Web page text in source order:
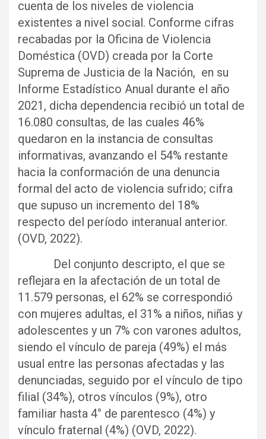
cuenta de los niveles de violencia
existentes a nivel social. Conforme cifras
recabadas por la Oficina de Violencia
Doméstica (OVD) creada por la Corte
Suprema de Justicia de la Nación, en su
Informe Estadístico Anual durante el año
2021, dicha dependencia recibió un total de
16.080 consultas, de las cuales 46%
quedaron en la instancia de consultas
informativas, avanzando el 54% restante
hacia la conformación de una denuncia
formal del acto de violencia sufrido; cifra
que supuso un incremento del 18%
respecto del período interanual anterior.
(OVD, 2022).
Del conjunto descripto, el que se
reflejara en la afectación de un total de
11.579 personas, el 62% se correspondió
con mujeres adultas, el 31% a niños, niñas y
adolescentes y un 7% con varones adultos,
siendo el vínculo de pareja (49%) el más
usual entre las personas afectadas y las
denunciadas, seguido por el vínculo de tipo
filial (34%), otros vínculos (9%), otro
familiar hasta 4° de parentesco (4%) y
vínculo fraternal (4%) (OVD, 2022).